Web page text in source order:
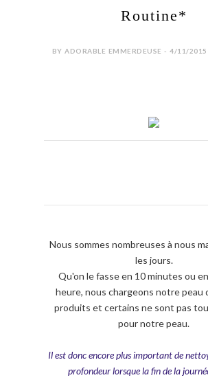
Routine*
BY ADORABLE EMMERDEUSE - 4/11/
Nous sommes nombreuses à nous
les jours.
Qu'on le fasse en 10 minutes ou
heure, nous chargeons notre peau
produits et certains ne sont pas
pour notre peau.
Il est donc encore plus important de
profondeur lorsque la fin de la